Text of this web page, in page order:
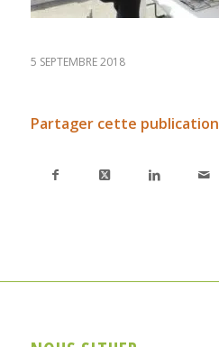
5 SEPTEMBRE 2018
Partager cette publication